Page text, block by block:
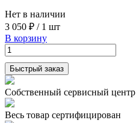
Нет в наличии
3 050 ₽ / 1 шт
В корзину
Быстрый заказ
Собственный сервисный центр
Весь товар сертифицирован